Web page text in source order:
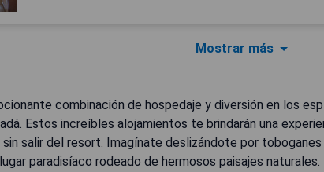
Mostrar más
combinación de hospedaje y diversión en los
Estos increíbles alojamientos te brindarán una
salir del resort. Imagínate deslizándote por
paradisíaco rodeado de hermosos paisajes naturales.